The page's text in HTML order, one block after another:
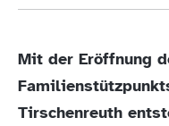
Mit der Eröffnung
Tirschenreuth